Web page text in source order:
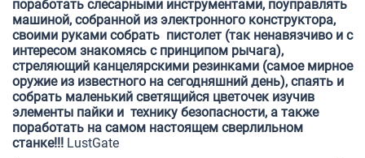
поработать слесарными инструментами, поуправлять
машиной, собранной из электронного конструктора,
своими руками собрать пистолет (так ненавязчиво и с
интересом знакомясь с принципом рычага),
стреляющий канцелярскими резинками (самое мирное
оружие из известного на сегодняшний день), спаять и
собрать маленький светящийся цветочек изучив
элементы пайки и технику безопасности, а также
поработать на самом настоящем сверлильном
станке!!! LustGate